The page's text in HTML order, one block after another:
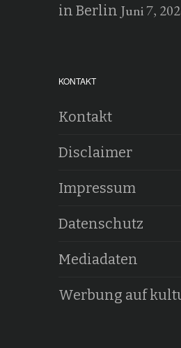
in Berlin Juni 7,
KONTAKT
Kontakt
Disclaimer
Impressum
Datenschutz
Mediadaten
Werbung auf